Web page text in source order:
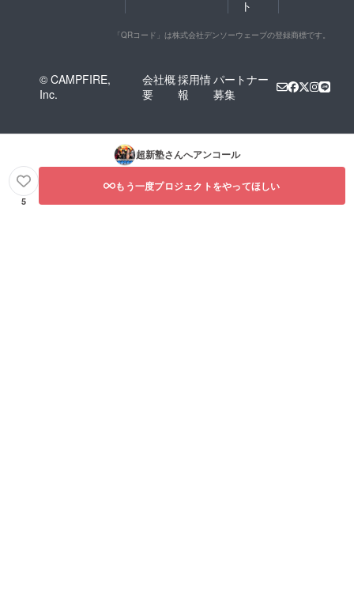
ト
「QRコード」は株式会社デンソーウェーブの登録商標です。
© CAMPFIRE,
Inc.
会社概
要
採用情
報
パートナー
募集
超新塾さんへアンコール
5
もう一度プロジェクトをやってほしい